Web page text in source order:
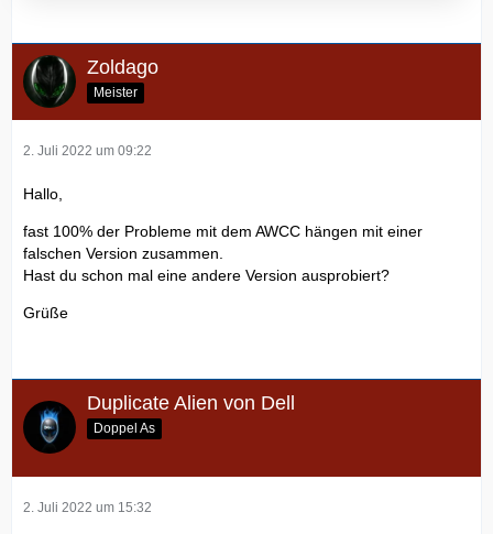
Zoldago
Meister
2. Juli 2022 um 09:22
Hallo,
fast 100% der Probleme mit dem AWCC hängen mit einer
falschen Version zusammen.
Hast du schon mal eine andere Version ausprobiert?
Grüße
Duplicate Alien von Dell
Doppel As
2. Juli 2022 um 15:32